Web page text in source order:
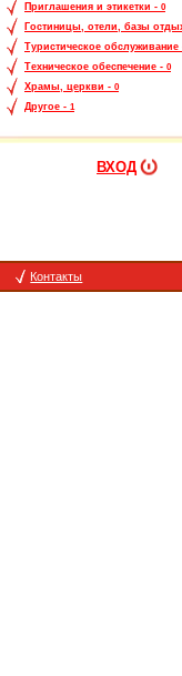
Приглашения и этикетки - 0
Гостиницы, отели, базы
Туристическое обслуживание
Техническое обеспечение - 0
Храмы, церкви - 0
Другое - 1
ВХОД
Контакты